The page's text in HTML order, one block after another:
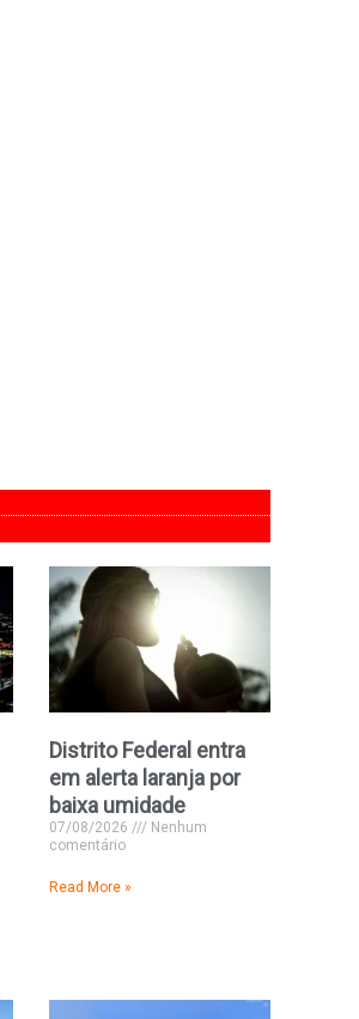
Distrito Federal entra
em alerta laranja por
baixa umidade
07/08/2026
Nenhum
comentário
Read More »